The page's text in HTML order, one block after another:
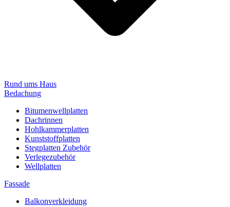
Rund ums Haus
Bedachung
Bitumenwellplatten
Dachrinnen
Hohlkammerplatten
Kunststoffplatten
Stegplatten Zubehör
Verlegezubehör
Wellplatten
Fassade
Balkonverkleidung